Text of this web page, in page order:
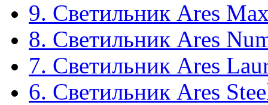
9. Светильник Ares
8. Светильник Ares
7. Светильник Ares
6. Светильник Ares